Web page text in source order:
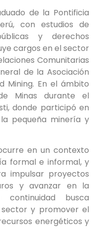
de la Pontificia
con estudios de
y derechos
cargos en el sector
Comunitarias
de la Asociación
Mining. En el ámbito
Minas durante el
donde participó en
pequeña minería y
en un contexto
formal e informal, y
impulsar proyectos
y avanzar en la
continuidad busca
y promover el
energéticos y